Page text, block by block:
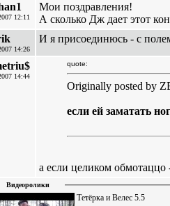
12:11
Мои поздравления!
А сколько Дж дает этот
14:26
И я присоединюсь - с
14:44
quote:
Originally posted by
если ей заматать
а если целиком
Видеоролики
Тетёрка и Велес 5.5